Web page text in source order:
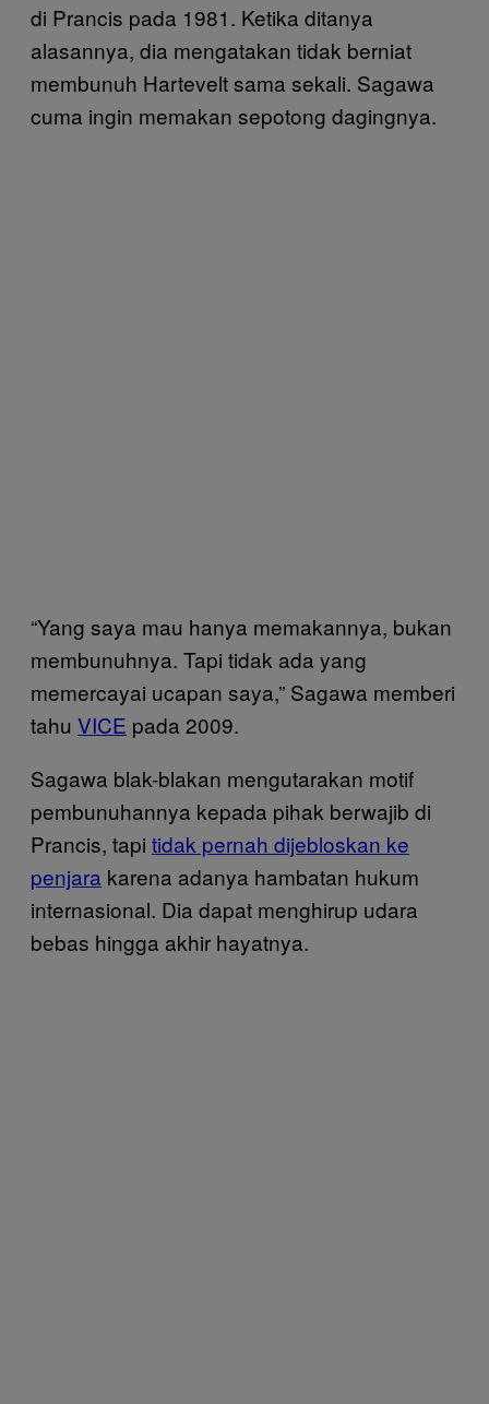
di Prancis pada 1981. Ketika ditanya
alasannya, dia mengatakan tidak berniat
membunuh Hartevelt sama sekali. Sagawa
cuma ingin memakan sepotong dagingnya.
“Yang saya mau hanya memakannya, bukan
membunuhnya. Tapi tidak ada yang
memercayai ucapan saya,” Sagawa memberi
tahu VICE pada 2009.
Sagawa blak-blakan mengutarakan motif
pembunuhannya kepada pihak berwajib di
Prancis, tapi tidak pernah dijebloskan ke
penjara karena adanya hambatan hukum
internasional. Dia dapat menghirup udara
bebas hingga akhir hayatnya.